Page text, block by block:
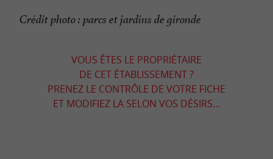
Crédit photo : parcs et jardins de gironde
VOUS ÊTES LE PROPRIÉTAIRE
DE CET ÉTABLISSEMENT ?
PRENEZ LE CONTRÔLE DE VOTRE FICHE
ET MODIFIEZ LA SELON VOS DÉSIRS...